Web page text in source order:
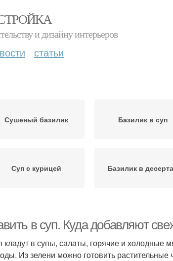
и дизайну интерьеров
статьи
Сушеный базилик Базилик в суп
Суп с курицей Базилик в
в суп. Куда добавляют
кладут в супы, салаты, горячие и холодные
Из зелени можно готовить растительные